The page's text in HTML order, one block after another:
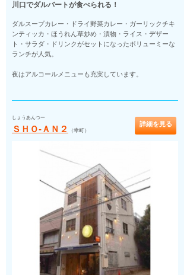
川口でダルバートが食べられる！
ダルスープカレー・ドライ野菜カレー・ガーリックチキ
ンティッカ・ほうれん草炒め・漬物・ライス・デザー
ト・サラダ・ドリンクがセットになったボリューミーな
ランチが人気。
夜はアルコールメニューも充実しています。
しょうあんつー
ＳＨＯ‐ＡＮ２ （幸町）
詳細を見る